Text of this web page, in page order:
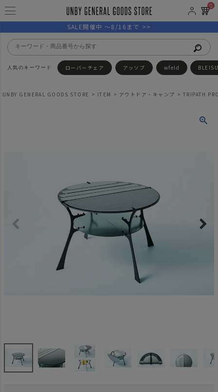
0
SALE開催中 ～8/16まで >>
ローバーチェア アッソブ wfeld
UNBY GENERAL GOODS STORE ITEM アウトドア・キャンプ TRIPATH